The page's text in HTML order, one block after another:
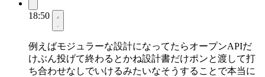
18:50
例えばモジュラーな設計になってたらオープンAPIだ
けぶん投げて終わるとかね設計書だけポンと渡して打
ち合わせなしでいけるみたいなそうすることで本当に